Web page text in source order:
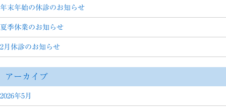
年末年始の休診のお知らせ
夏季休業のお知らせ
2月休診のお知らせ
アーカイブ
2026年5月